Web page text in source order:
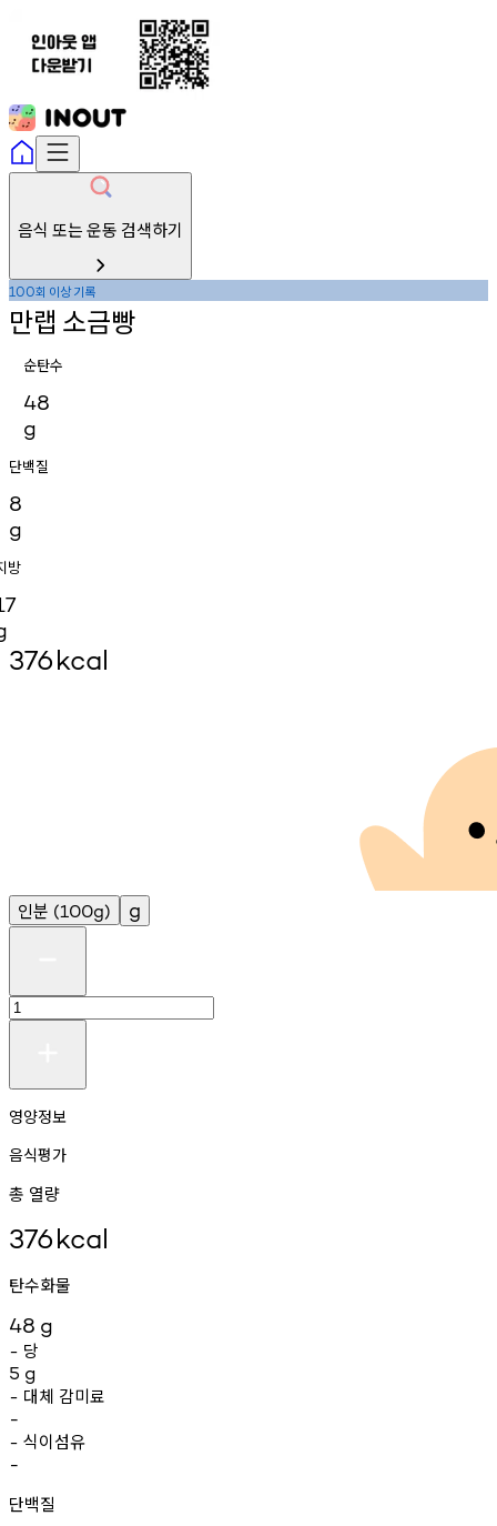
음식 또는 운동 검색하기
100회 이상기록
만랩 소금빵
순탄수
48
g
단백질
8
g
방
376kcal
인분 (100g) g
영양정보
음식평가
총 열량
376kcal
탄수화물
48 g
- 당
5 g
- 대체 감미료
-
- 식이섬유
-
단백질